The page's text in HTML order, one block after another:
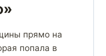
прямо на
попала в